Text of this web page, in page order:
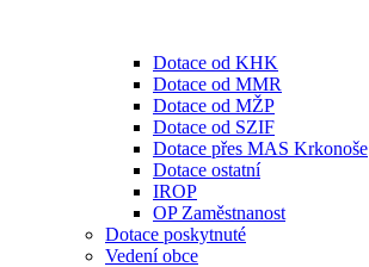
Dotace od KHK
Dotace od MMR
Dotace od MŽP
Dotace od SZIF
Dotace přes MAS Krkonoše
Dotace ostatní
IROP
OP Zaměstnanost
Dotace poskytnuté
Vedení obce